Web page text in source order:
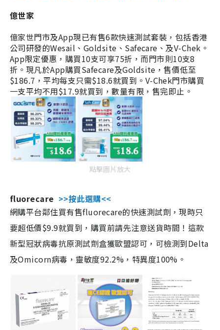
億世家
億家世門市及App現已有售6款快速測試套裝，包括香港
公司研發的Wesail、Goldsite、Safecare、及V-Chek。
App限定優惠，購買10支可享75折，而門市則10支8
折。現凡於App購買Safecare及Goldsite，售價低至
$186.7，平均每支只需$18.6就買到。V-Chek門市購買
一支平均不用$17.9就買到，數量有限，售完即止。
點擊圖片放大
fluorecare >>按此選購<<
網購平台鄰住買有售fluorecare的快速測試劑，現時只
要超低價$9.9就買到，購買前請先注意送貨時間！這款
新型冠狀病毒抗原測試劑盒獲歐盟認可，可檢測到Delta
及Omicorn病毒，靈敏度92.2%，特異度100%。